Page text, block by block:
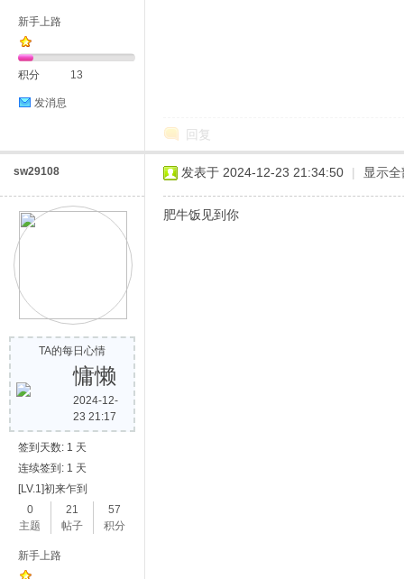
新手上路
积分 13
发消息
回复
sw29108
TA的每日心情
慵懒
2024-12-
23 21:17
签到天数: 1 天
连续签到: 1 天
[LV.1]初来乍到
0
主题
21
帖子
57
积分
新手上路
发表于 2024-12-23 21:34:50 | 显示
肥牛饭见到你